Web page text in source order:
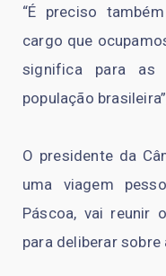
“É preciso
cargo que
significa para
população
O presidente da
uma viagem
Páscoa, vai reunir
para deliberar sobre